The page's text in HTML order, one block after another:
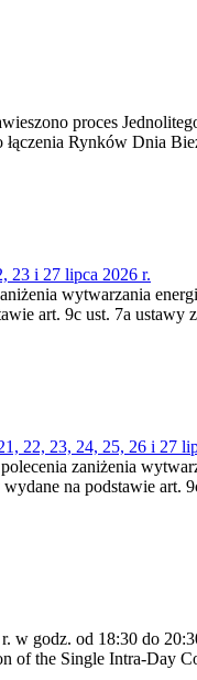
proces
Rynków Dnia
23 i 27 lipca 2026 r.
wytwarzania
art. 9c ust. 7a
22, 23, 24, 25, 26 i 27
zaniżenia
na podstawie
godz. od 18:30 do
of the Single Intra-Day